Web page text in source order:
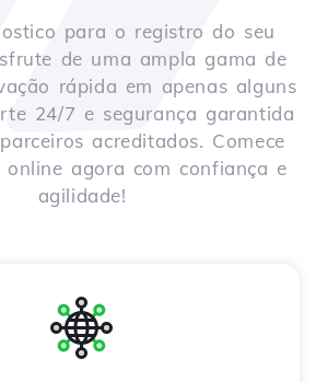
para o registro do seu
de uma ampla gama de
rápida em apenas alguns
24/7 e segurança garantida
acreditados. Comece
online agora com confiança e
agilidade!